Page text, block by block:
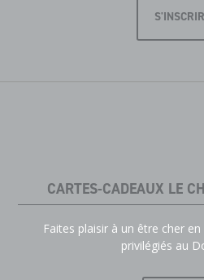
CARTES-CADEAUX LE
Faites plaisir à un être cher
privilégiés au